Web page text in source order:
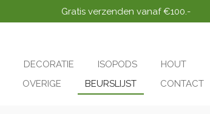
Gratis verzenden vanaf €100.-
DECORATIE ISOPODS HOUT
OVERIGE BEURSLIJST CONTACT